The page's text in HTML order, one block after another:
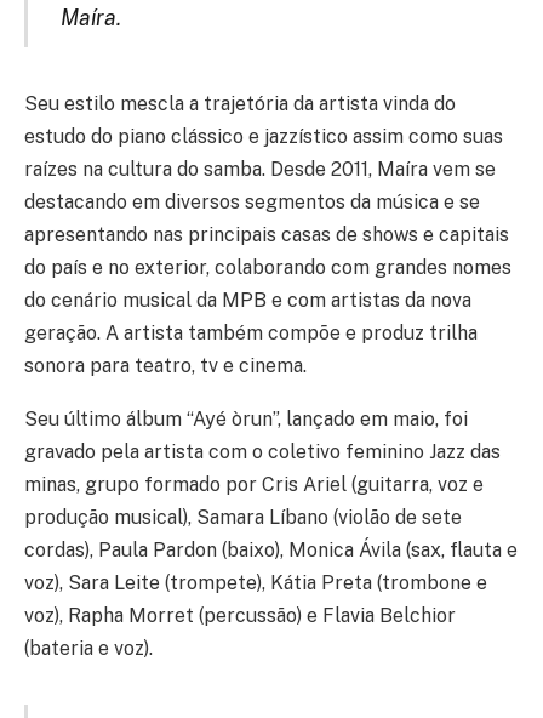
Maíra.
Seu estilo mescla a trajetória da artista vinda do
estudo do piano clássico e jazzístico assim como suas
raízes na cultura do samba. Desde 2011, Maíra vem se
destacando em diversos segmentos da música e se
apresentando nas principais casas de shows e capitais
do país e no exterior, colaborando com grandes nomes
do cenário musical da MPB e com artistas da nova
geração. A artista também compõe e produz trilha
sonora para teatro, tv e cinema.
Seu último álbum “Ayé òrun”, lançado em maio, foi
gravado pela artista com o coletivo feminino Jazz das
minas, grupo formado por Cris Ariel (guitarra, voz e
produção musical), Samara Líbano (violão de sete
cordas), Paula Pardon (baixo), Monica Ávila (sax, flauta e
voz), Sara Leite (trompete), Kátia Preta (trombone e
voz), Rapha Morret (percussão) e Flavia Belchior
(bateria e voz).